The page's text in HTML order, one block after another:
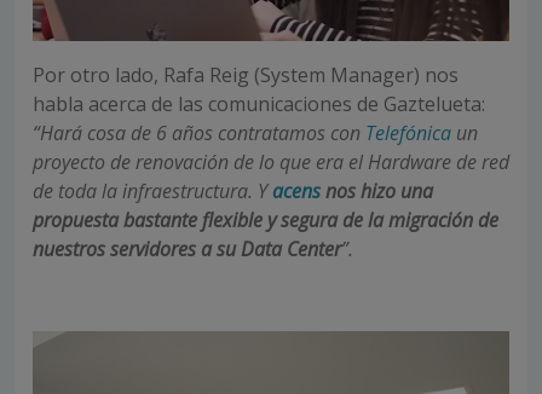
Por otro lado, Rafa Reig (System Manager) nos
habla acerca de las comunicaciones de Gaztelueta:
“Hará cosa de 6 años contratamos con Telefónica un
proyecto de renovación de lo que era el Hardware de red
de toda la infraestructura. Yacensnos hizo una
propuesta bastante flexible y segura de la migración de
nuestros servidores a su Data Center”.